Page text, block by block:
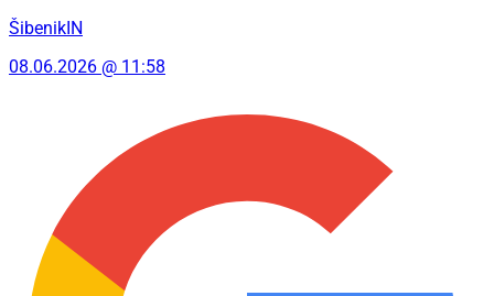
ŠibenikIN
08.06.2026 @ 11:58